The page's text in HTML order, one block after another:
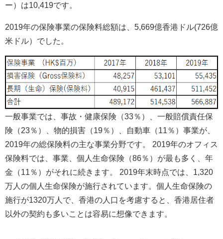
ー）は10,419です。
2019年の保険事業の保険料総額は、5,669億香港ドル(726億
米ドル）でした。
一般事業では、事故・健康保険（33％）、一般賠償責任保
険（23％）、物的損害（19％）、自動車（11％）事業が、
2019年の総保険料の主な事業分野です。 2019年のオフィス
保険料では、事業、個人生命保険（86％）が最も多く、年
金（11％）がそれに続きます。 2019年末時点では、1,320
万人の個人生命保険が施行されています。個人生命保険の
施行が1320万人で、香港の人口を考慮すると、香港居住者
以外の契約も多いことは容易に想像できます。